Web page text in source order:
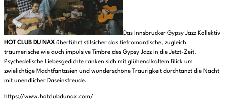
Das Innsbrucker Gypsy Jazz Kollektiv
HOT CLUB DU NAXüberführt stilsicher das tiefromantische, zugleich
träumerische wie auch impulsive Timbre des Gypsy Jazz in die Jetzt-Zeit.
Psychedelische Liebesgedichte ranken sich mit glühend kaltem Blick um
zwielichtige Machtfantasien und wunderschöne Traurigkeit durchtanzt die Nacht
mit unendlicher Daseinsfreude.
https://www.hotclubdunax.com/